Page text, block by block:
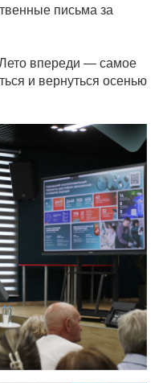
письма за
впереди — самое
и вернуться осенью